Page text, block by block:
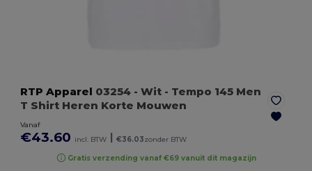
RTP Apparel 03254 - Wit - Tempo 145 Men
T Shirt Heren Korte Mouwen
Vanaf
€43.60 incl. BTW | €36.03zonder BTW
Gratis verzending vanaf €69 vanuit dit magazijn